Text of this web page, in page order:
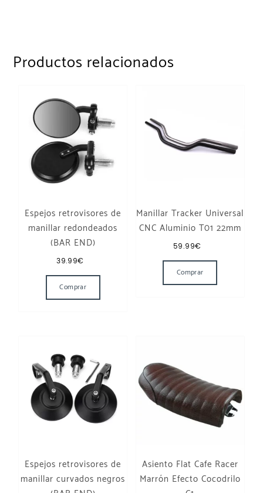
Productos relacionados
Espejos retrovisores de
manillar redondeados
(BAR END)
39.99€
Comprar
Manillar Tracker Universal
CNC Aluminio T01 22mm
59.99€
Comprar
Este
Espejos retrovisores de
manillar curvados negros
Asiento Flat Cafe Racer
Marrón Efecto Cocodrilo